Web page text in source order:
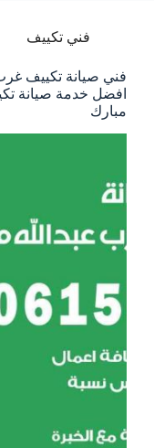
فني تكييف
افضل خدمة صيانة
مبارك